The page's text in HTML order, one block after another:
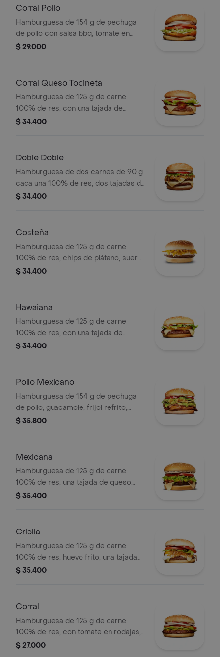
mostaza
Corral Pollo
Hamburguesa de 154 g de pechuga
de pollo con salsa bbq, tomate en
rodajas, cebolla en rodajas, lechuga y
$ 29.000
Corral Queso Tocineta
Hamburguesa de 125 g de carne
100% de res, con una tajada de
queso tipo mozzarella, tocineta,
$ 34.400
Doble Doble
Hamburguesa de dos carnes de 90 g
cada una 100% de res, dos tajadas de
queso tipo mozzarella, cebolla grillé,
$ 34.400
Costeña
Hamburguesa de 125 g de carne
100% de res, chips de plátano, suero,
queso costeño rallado y salsa blanca
$ 34.400
Hawaiana
Hamburguesa de 125 g de carne
100% de res, con una tajada de
queso tipo mozzarella, piña, lechuga,
$ 34.400
Pollo Mexicano
Hamburguesa de 154 g de pechuga
de pollo, guacamole, frijol refrito,
tortillas de maíz, tomate, lechuga y
$ 35.800
Mexicana
Hamburguesa de 125 g de carne
100% de res, una tajada de queso
tipo mozzarella, guacamole, fríjol
$ 35.400
Criolla
Hamburguesa de 125 g de carne
100% de res, huevo frito, una tajada
de queso tipo mozzarella, cebolla
$ 35.400
Corral
Hamburguesa de 125 g de carne
100% de res, con tomate en rodajas,
cebolla en rodajas, lechuga, salsa
$ 27.000